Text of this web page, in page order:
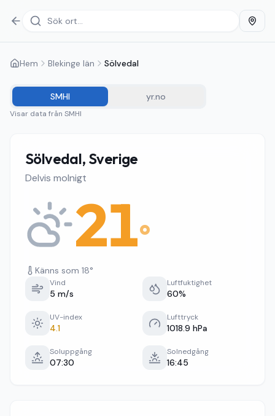
Hem Blekinge län Sölvedal
SMHI yr.no
Visar data från SMHI
Sölvedal, Sverige
Delvis molnigt
21°
Känns som 18°
Vind
5 m/s
Luftfuktighet
60%
UV-index
4.1
Lufttryck
1018.9 hPa
Soluppgång
07:30
Solnedgång
16:45